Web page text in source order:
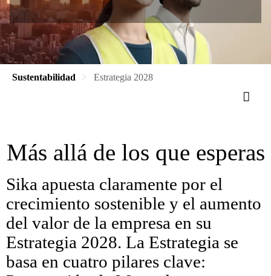
Sustentabilidad Estrategia 2028
Más allá de los que esperas
Sika apuesta claramente por el
crecimiento sostenible y el aumento
del valor de la empresa en su
Estrategia 2028. La Estrategia se
basa en cuatro pilares clave: